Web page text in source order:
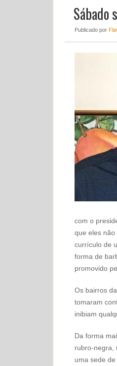
Sábado
Publicado por
com o
que eles
currículo de
forma de
promovido
Os bairros
tomaram
inibiam
Da forma
rubro-negra,
uma sede